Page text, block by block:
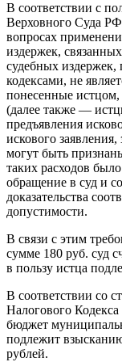
В соответствии с
Верховного Суда
вопросах
издержек,
судебных
кодексами, не
понесенные
(далее также —
предъявления
искового
могут быть
таких расходов
обращение в суд и
доказательства
допустимости.
В связи с этим
сумме 180 руб. суд
в пользу истца
В соответствии со
Налогового
бюджет
подлежит
рублей.